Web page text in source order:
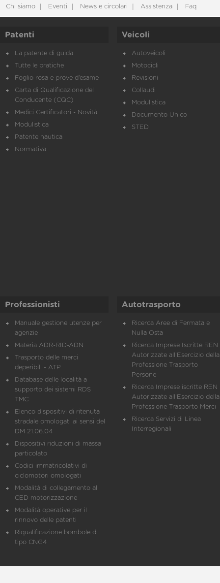
Chi siamo Eventi News e circolari Assistenza Faq
Patenti
La patente di guida
Tutte le pratiche
Foglio rosa e prove d’esame
Carta di Qualificazione del
Conducente (CQC)
Medici Certificatori - Novità
Modulistica
Patente nautica
Normativa
Veicoli
Autoveicoli
Motocicli
Revisioni
Collaudi
Modulistica
Documento Unico
STED
Professionisti
Manuale gestione utenze per
agenzie
Materia ADR-RID-ADN
Trasporto delle merci
deperibili - ATP
Database delle località a
supporto dei sistemi RDS
TMC
Elenco dispositivi di ritenuta
stradale omologati ai sensi del
DM 21.06.04
Dispositivi riduzioni di massa
particolato
Codici immatricolativi di
ciclomotori omologati
Modalità di collegamento al
CED motorizzazione
Modalità operative per il
rinnovo delle patenti
Riqualificazione bombole di
tipo CNG4
Autotrasporto
Ricerca Aree di Fermata e
Nulla Osta
Ricerca Imprese Iscritte REN
Autorizzate all'Esercizio della
Professione Trasporto
Persone
Ricerca Imprese iscritte REN
Autorizzate all'Esercizio della
Professione Trasporto Merci
Ricerca Servizi di Linea
Interregionali